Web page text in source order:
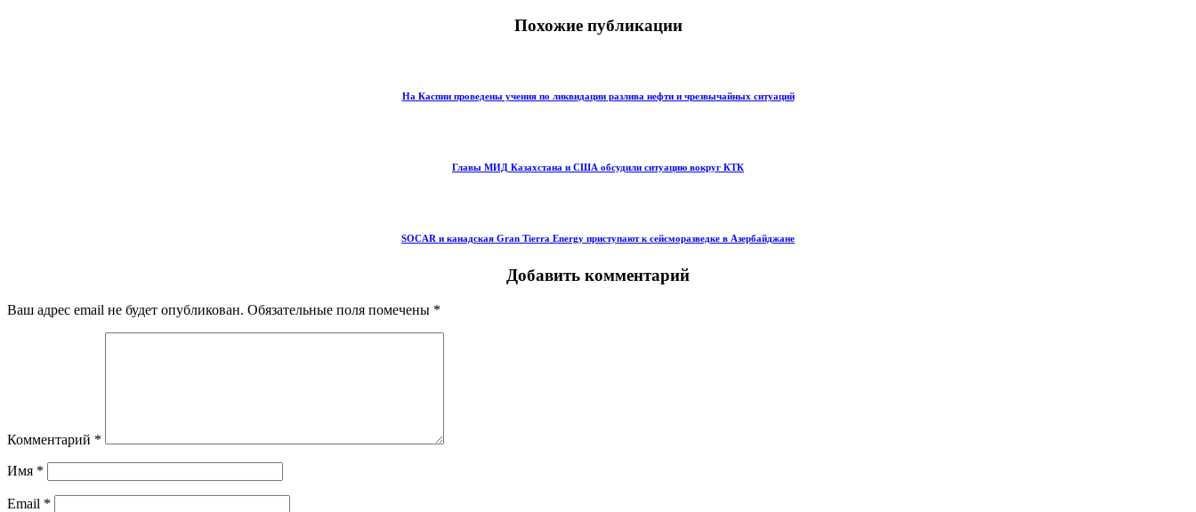
Похожие публикации
На Каспии проведены учения по ликвидации разлива нефти и чрезвычайных ситуаций
Главы МИД Казахстана и США обсудили ситуацию вокруг КТК
SOCAR и канадская Gran Tierra Energy приступают к сейсморазведке в Азербайджане
Добавить комментарий
Ваш адрес email не будет опубликован. Обязательные поля помечены *
Комментарий *
Имя *
Email *